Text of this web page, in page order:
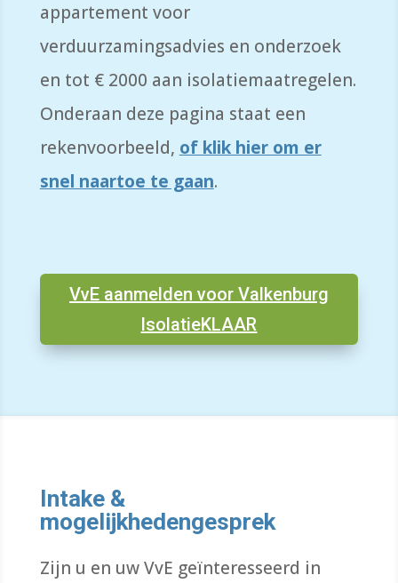
appartement voor
verduurzamingsadvies en onderzoek
en tot € 2000 aan isolatiemaatregelen.
Onderaan deze pagina staat een
rekenvoorbeeld, of klik hier om er
snel naartoe te gaan.
VvE aanmelden voor Valkenburg
IsolatieKLAAR
Intake &
mogelijkhedengesprek
Zijn u en uw VvE geïnteresseerd in